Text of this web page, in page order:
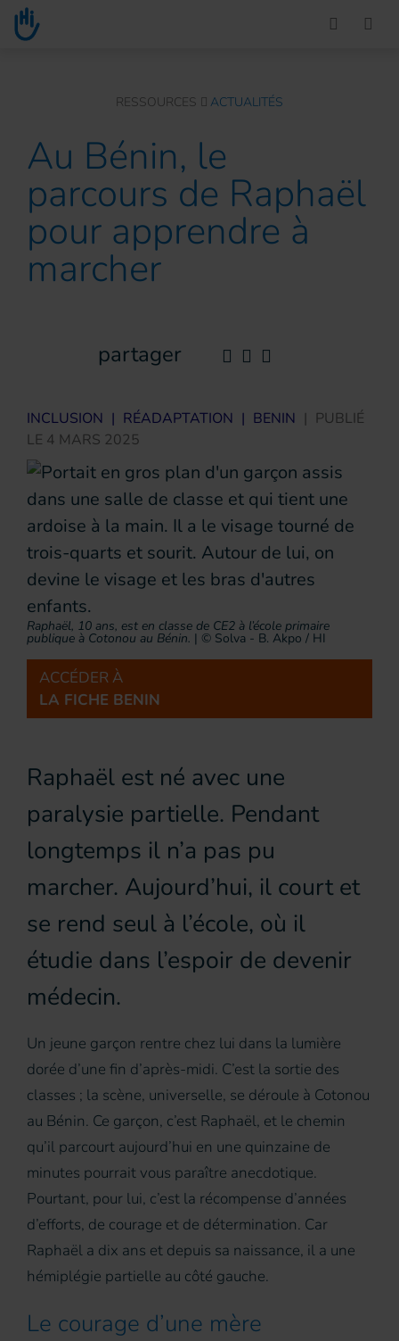
Go to main content
You are here :RESSOURCES ACTUALITÉS
Au Bénin, le
parcours de Raphaël
pour apprendre à
marcher
partager
INCLUSION | RÉADAPTATION | BENIN | PUBLIÉ
LE 4 MARS 2025
Raphaël, 10 ans, est en classe de CE2 à l’école primaire
publique à Cotonou au Bénin. | © Solva - B. Akpo / HI
ACCÉDER À
LA FICHE BENIN
Raphaël est né avec une
paralysie partielle. Pendant
longtemps il n’a pas pu
marcher. Aujourd’hui, il court et
se rend seul à l’école, où il
étudie dans l’espoir de devenir
médecin.
Un jeune garçon rentre chez lui dans la lumière
dorée d’une fin d’après-midi. C’est la sortie des
classes ; la scène, universelle, se déroule à Cotonou
au Bénin. Ce garçon, c’est Raphaël, et le chemin
qu’il parcourt aujourd’hui en une quinzaine de
minutes pourrait vous paraître anecdotique.
Pourtant, pour lui, c’est la récompense d’années
d’efforts, de courage et de détermination. Car
Raphaël a dix ans et depuis sa naissance, il a une
hémiplégie partielle au côté gauche.
Le courage d’une mère